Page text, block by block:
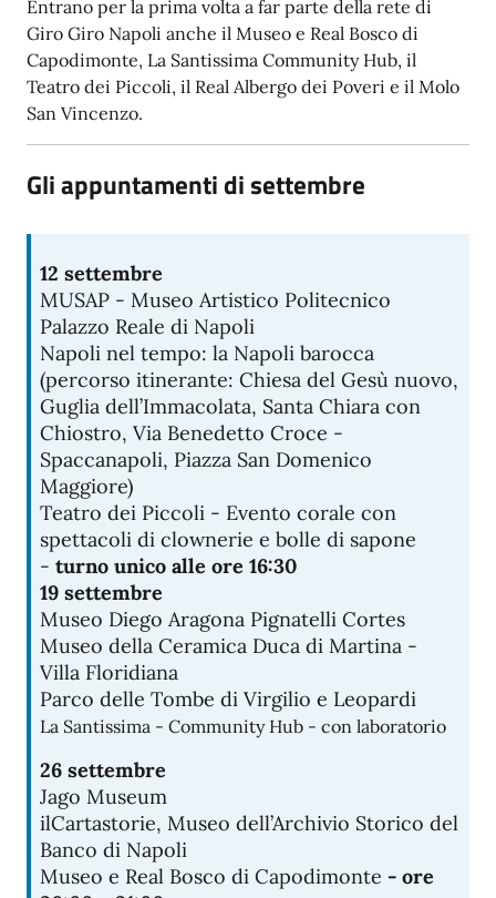
Entrano per la prima volta a far parte della rete di
Giro Giro Napoli anche il Museo e Real Bosco di
Capodimonte, La Santissima Community Hub, il
Teatro dei Piccoli, il Real Albergo dei Poveri e il Molo
San Vincenzo.
Gli appuntamenti di settembre
12 settembre
MUSAP - Museo Artistico Politecnico
Palazzo Reale di Napoli
Napoli nel tempo: la Napoli barocca
(percorso itinerante: Chiesa del Gesù nuovo,
Guglia dell’Immacolata, Santa Chiara con
Chiostro, Via Benedetto Croce -
Spaccanapoli, Piazza San Domenico
Maggiore)
Teatro dei Piccoli - Evento corale con
spettacoli di clownerie e bolle di sapone
- turno unico alle ore 16:30
19 settembre
Museo Diego Aragona Pignatelli Cortes
Museo della Ceramica Duca di Martina -
Villa Floridiana
Parco delle Tombe di Virgilio e Leopardi
La Santissima - Community Hub - con laboratorio
26 settembre
Jago Museum
ilCartastorie, Museo dell’Archivio Storico del
Banco di Napoli
Museo e Real Bosco di Capodimonte - ore